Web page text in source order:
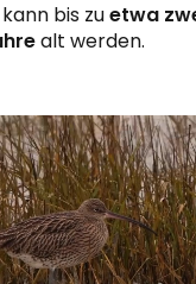
kann bis zuetwa
alt werden.